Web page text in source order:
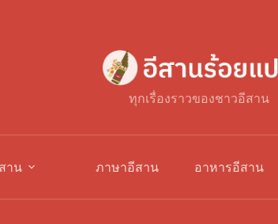
ทุกเรื่องราวของชาวอีสาน
าน ภาษาอีสาน อาหารอีสาน